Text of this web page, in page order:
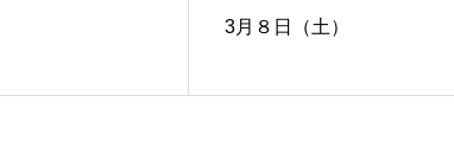
3月８日（土）